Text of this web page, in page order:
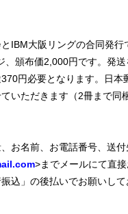
IBM大阪リングの合同発行
、頒布価2,000円です。発送
円必要となります。日本
いただきます（2冊まで同
お名前、お電話番号、送
>までメールにて直
込」の後払いでお願いして